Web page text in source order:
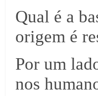
Qual é a
origem é
Por um
nos